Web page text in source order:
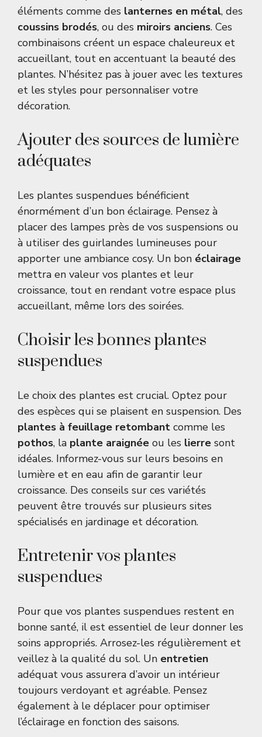
éléments comme des lanternes en métal, des
coussins brodés, ou des miroirs anciens. Ces
combinaisons créent un espace chaleureux et
accueillant, tout en accentuant la beauté des
plantes. N’hésitez pas à jouer avec les textures
et les styles pour personnaliser votre
décoration.
Ajouter des sources de lumière
adéquates
Les plantes suspendues bénéficient
énormément d’un bon éclairage. Pensez à
placer des lampes près de vos suspensions ou
à utiliser des guirlandes lumineuses pour
apporter une ambiance cosy. Un bon éclairage
mettra en valeur vos plantes et leur
croissance, tout en rendant votre espace plus
accueillant, même lors des soirées.
Choisir les bonnes plantes
suspendues
Le choix des plantes est crucial. Optez pour
des espèces qui se plaisent en suspension. Des
plantes à feuillage retombant comme les
pothos, la plante araignée ou les lierre sont
idéales. Informez-vous sur leurs besoins en
lumière et en eau afin de garantir leur
croissance. Des conseils sur ces variétés
peuvent être trouvés sur plusieurs sites
spécialisés en jardinage et décoration.
Entretenir vos plantes
suspendues
Pour que vos plantes suspendues restent en
bonne santé, il est essentiel de leur donner les
soins appropriés. Arrosez-les régulièrement et
veillez à la qualité du sol. Un entretien
adéquat vous assurera d’avoir un intérieur
toujours verdoyant et agréable. Pensez
également à le déplacer pour optimiser
l’éclairage en fonction des saisons.